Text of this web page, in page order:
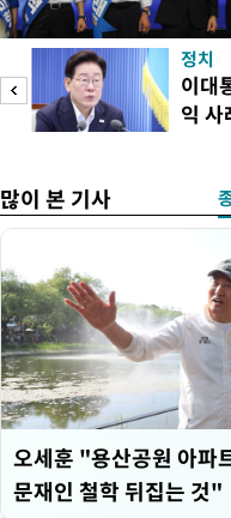
정치
이대
익 사
많이 본 기사
오세훈 "용산공원 아파
문재인 철학 뒤집는 것"